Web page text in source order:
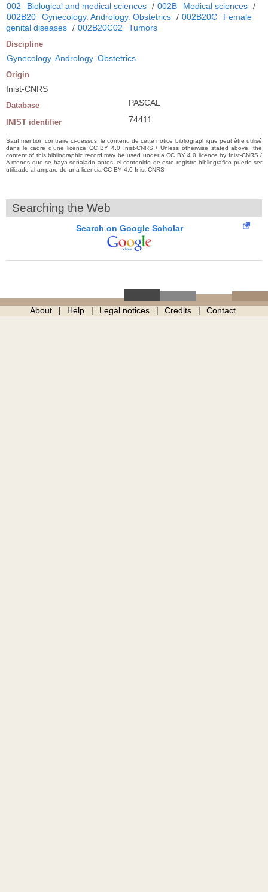
002 Biological and medical sciences / 002B Medical sciences /
002B20
Gynecology. Andrology. Obstetrics / 002B20C
Female
genital diseases / 002B20C02 Tumors
Discipline
Gynecology. Andrology. Obstetrics
Origin
Inist-CNRS
Database PASCAL
INIST identifier 74411
Sauf mention contraire ci-dessus, le contenu de cette notice bibliographique peut être utilisé
dans le cadre d’une licence CC BY 4.0 Inist-CNRS / Unless otherwise stated above, the
content of this bibliographic record may be used under a CC BY 4.0 licence by Inist-CNRS /
A menos que se haya señalado antes, el contenido de este registro bibliográfico puede ser
utilizado al amparo de una licencia CC BY 4.0 Inist-CNRS
Searching the Web
Search on Google Scholar
About Help Legal notices Credits Contact